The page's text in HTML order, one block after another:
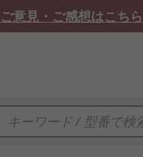
ご意見・ご感想はこちら